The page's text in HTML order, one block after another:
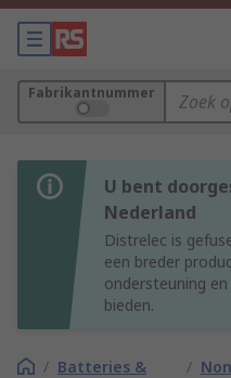
Fabrikantnummer
U bent
Nederland
Distrelec is
een breder
ondersteuning
bieden.
/ Batteries &
/